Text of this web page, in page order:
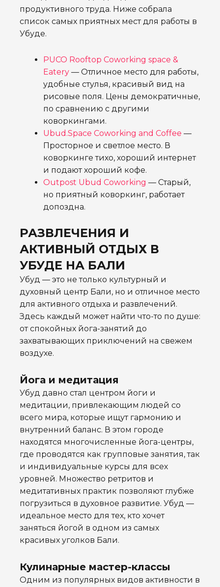
продуктивного труда. Ниже собрала
список самых приятных мест для работы в
Убуде.
PUCO Rooftop Coworking space &
Eatery — Отличное место для работы,
удобные стулья, красивый вид на
рисовые поля. Цены демократичные,
по сравнению с другими
коворкингами.
Ubud.Space Coworking and Coffee —
Просторное и светлое место. В
коворкинге тихо, хороший интернет
и подают хороший кофе.
Outpost Ubud Coworking — Старый,
но приятный коворкинг, работает
допоздна.
РАЗВЛЕЧЕНИЯ И
АКТИВНЫЙ ОТДЫХ В
УБУДЕ НА БАЛИ
Убуд — это не только культурный и
духовный центр Бали, но и отличное место
для активного отдыха и развлечений.
Здесь каждый может найти что-то по душе:
от спокойных йога-занятий до
захватывающих приключений на свежем
воздухе.
Йога и медитация
Убуд давно стал центром йоги и
медитации, привлекающим людей со
всего мира, которые ищут гармонию и
внутренний баланс. В этом городе
находятся многочисленные йога-центры,
где проводятся как групповые занятия, так
и индивидуальные курсы для всех
уровней. Множество ретритов и
медитативных практик позволяют глубже
погрузиться в духовное развитие. Убуд —
идеальное место для тех, кто хочет
заняться йогой в одном из самых
красивых уголков Бали.
Кулинарные мастер-классы
Одним из популярных видов активности в